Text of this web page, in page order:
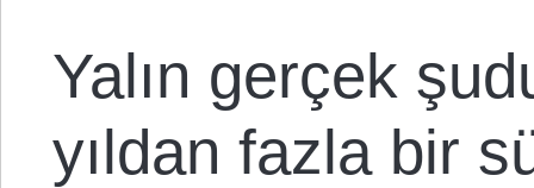
Yalın gerçek
yıldan fazla bir